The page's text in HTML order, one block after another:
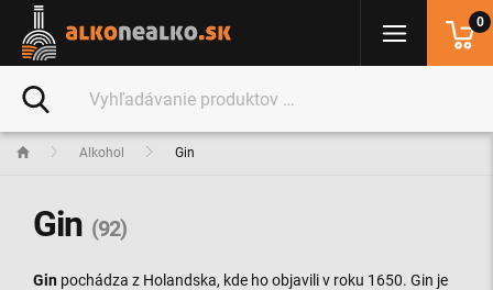
Alkohol Gin
Gin (92)
Gin pochádza z Holandska, kde ho objavili v roku 1650. Gin je
0